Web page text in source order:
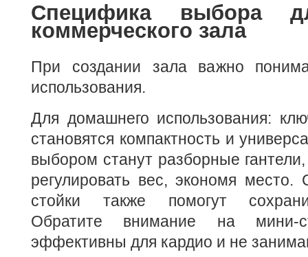
Специфика выбора
коммерческого зала
При создании зала важно
использования.
Для домашнего использования:
становятся компактность и
выбором станут разборные
регулировать вес, экономя
стойки также помогут
Обратите внимание на
эффективны для кардио и не